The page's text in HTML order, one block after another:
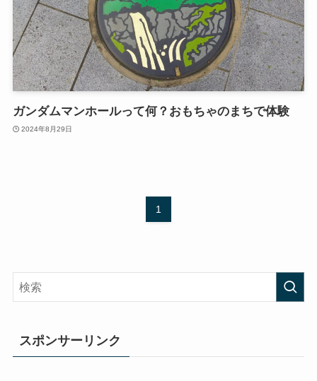
ガンダムマンホールって何？おもちゃのまちで体験
2024年8月29日
1
スポンサーリンク